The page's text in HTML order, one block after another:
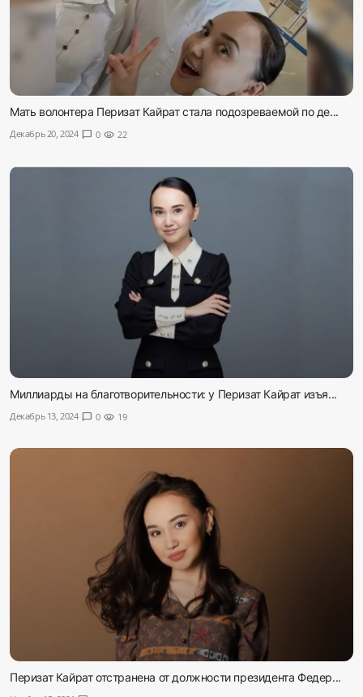
Мать волонтера Перизат Кайрат стала подозреваемой по де...
Декабрь 20, 2024 chat_bubble 0 visibility 22
Миллиарды на благотворительности: у Перизат Кайрат изъя...
Декабрь 13, 2024 chat_bubble 0 visibility 19
Перизат Кайрат отстранена от должности президента Федер...